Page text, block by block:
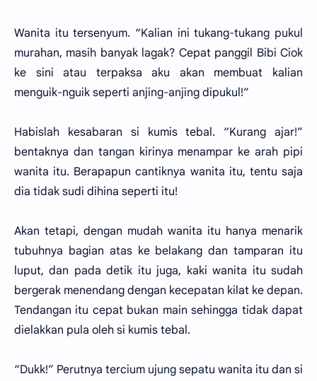
Wanita itu tersenyum. “Kalian ini tukang-tukang pukul
murahan, masih banyak lagak? Cepat panggil Bibi Ciok
ke sini atau terpaksa aku akan membuat kalian
menguik-nguik seperti anjing-anjing dipukul!”
Habislah kesabaran si kumis tebal. “Kurang ajar!”
bentaknya dan tangan kirinya menampar ke arah pipi
wanita itu. Berapapun cantiknya wanita itu, tentu saja
dia tidak sudi dihina seperti itu!
Akan tetapi, dengan mudah wanita itu hanya menarik
tubuhnya bagian atas ke belakang dan tamparan itu
luput, dan pada detik itu juga, kaki wanita itu sudah
bergerak menendang dengan kecepatan kilat ke depan.
Tendangan itu cepat bukan main sehingga tidak dapat
dielakkan pula oleh si kumis tebal.
“Dukk!” Perutnya tercium ujung sepatu wanita itu dan si